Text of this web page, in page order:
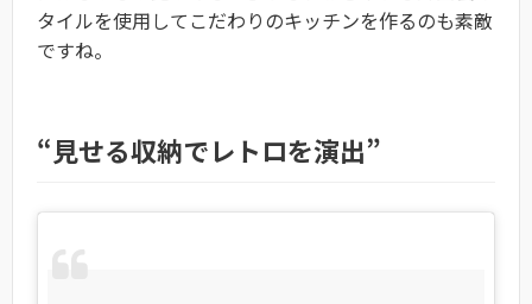
タイルを使用してこだわりのキッチンを作るのも素敵
ですね。
“見せる収納でレトロを演出”